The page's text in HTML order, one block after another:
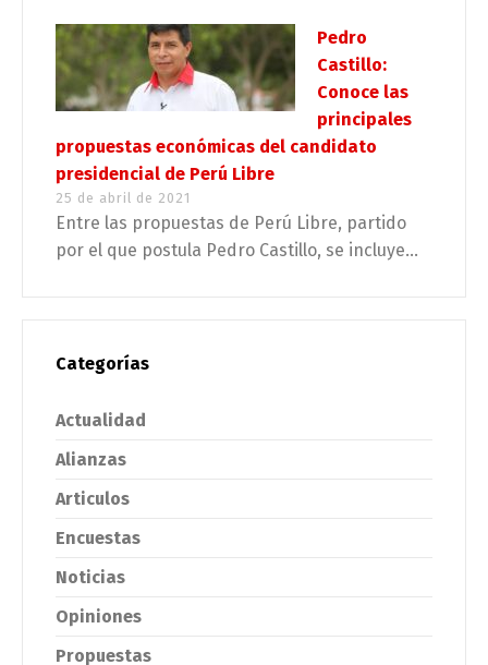
Pedro
Castillo:
Conoce las
principales
propuestas económicas del candidato
presidencial de Perú Libre
25 de abril de 2021
Entre las propuestas de Perú Libre, partido
por el que postula Pedro Castillo, se incluye...
Categorías
Actualidad
Alianzas
Articulos
Encuestas
Noticias
Opiniones
Propuestas